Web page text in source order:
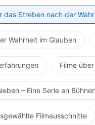
das Streben nach der
Wahrheit im Glauben
Filme
– Eine Serie an
Filmausschnitte